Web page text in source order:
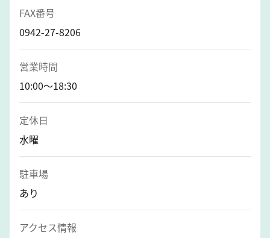
FAX番号
0942-27-8206
営業時間
10:00〜18:30
定休日
水曜
駐車場
あり
アクセス情報